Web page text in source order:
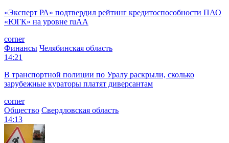
«Эксперт РА» подтвердил рейтинг кредитоспособности ПАО
«ЮГК» на уровне ruAА
corner
Финансы Челябинская область
14:21
В транспортной полиции по Уралу раскрыли, сколько
зарубежные кураторы платят диверсантам
corner
Общество Свердловская область
14:13